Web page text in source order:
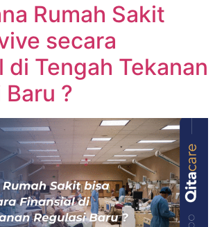
Rumah Sakit
secara
di Tengah Tekanan
?